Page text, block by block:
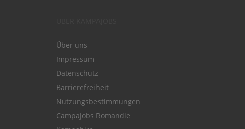
Über uns
Impressum
Datenschutz
Barrierefreiheit
Nutzungsbestimmungen
Campajobs Romandie